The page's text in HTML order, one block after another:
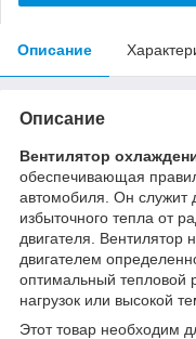
Описание
Описание
Вентилятор
обеспечивающая
автомобиля. Он служит
избыточного тепла от
двигателя. Вентилятор
двигателем
оптимальный тепловой
нагрузок или высокой
Этот товар необходим